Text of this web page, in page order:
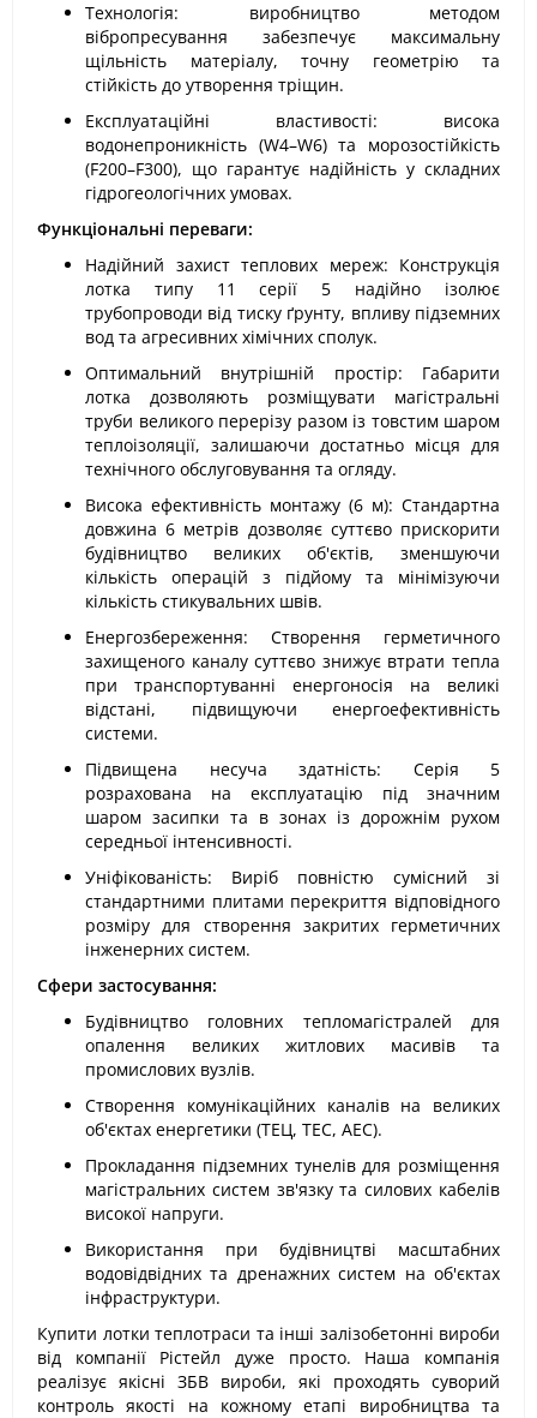
Технологія: виробництво методом
вібропресування забезпечує максимальну
щільність матеріалу, точну геометрію та
стійкість до утворення тріщин.
Експлуатаційні властивості: висока
водонепроникність (W4–W6) та морозостійкість
(F200–F300), що гарантує надійність у складних
гідрогеологічних умовах.
Функціональні переваги:
Надійний захист теплових мереж: Конструкція
лотка типу 11 серії 5 надійно ізолює
трубопроводи від тиску ґрунту, впливу підземних
вод та агресивних хімічних сполук.
Оптимальний внутрішній простір: Габарити
лотка дозволяють розміщувати магістральні
труби великого перерізу разом із товстим шаром
теплоізоляції, залишаючи достатньо місця для
технічного обслуговування та огляду.
Висока ефективність монтажу (6 м): Стандартна
довжина 6 метрів дозволяє суттєво прискорити
будівництво великих об'єктів, зменшуючи
кількість операцій з підйому та мінімізуючи
кількість стикувальних швів.
Енергозбереження: Створення герметичного
захищеного каналу суттєво знижує втрати тепла
при транспортуванні енергоносія на великі
відстані, підвищуючи енергоефективність
системи.
Підвищена несуча здатність: Серія 5
розрахована на експлуатацію під значним
шаром засипки та в зонах із дорожнім рухом
середньої інтенсивності.
Уніфікованість: Виріб повністю сумісний зі
стандартними плитами перекриття відповідного
розміру для створення закритих герметичних
інженерних систем.
Сфери застосування:
Будівництво головних тепломагістралей для
опалення великих житлових масивів та
промислових вузлів.
Створення комунікаційних каналів на великих
об'єктах енергетики (ТЕЦ, ТЕС, АЕС).
Прокладання підземних тунелів для розміщення
магістральних систем зв'язку та силових кабелів
високої напруги.
Використання при будівництві масштабних
водовідвідних та дренажних систем на об'єктах
інфраструктури.
Купити лотки теплотраси та інші залізобетонні вироби
від компанії Рістейл дуже просто. Наша компанія
реалізує якісні ЗБВ вироби, які проходять суворий
контроль якості на кожному етапі виробництва та